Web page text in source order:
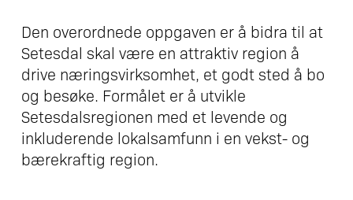
Den overordnede oppgaven er å bidra til at
Setesdal skal være en attraktiv region å
drive næringsvirksomhet, et godt sted å bo
og besøke. Formålet er å utvikle
Setesdalsregionen med et levende og
inkluderende lokalsamfunn i en vekst- og
bærekraftig region.